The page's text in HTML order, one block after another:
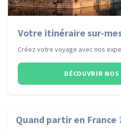
Votre itinéraire sur-
Créez votre voyage avec nos
DÉCOUVRIR
Quand partiren France